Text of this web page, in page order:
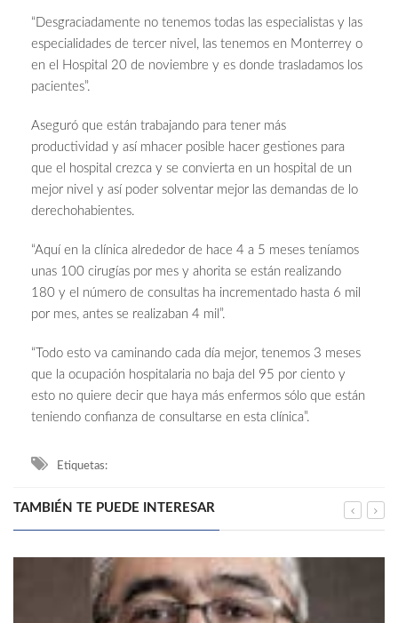
“Desgraciadamente no tenemos todas las especialistas y las
especialidades de tercer nivel, las tenemos en Monterrey o
en el Hospital 20 de noviembre y es donde trasladamos los
pacientes”.
Aseguró que están trabajando para tener más
productividad y así mhacer posible hacer gestiones para
que el hospital crezca y se convierta en un hospital de un
mejor nivel y así poder solventar mejor las demandas de lo
derechohabientes.
“Aquí en la clínica alrededor de hace 4 a 5 meses teníamos
unas 100 cirugías por mes y ahorita se están realizando
180 y el número de consultas ha incrementado hasta 6 mil
por mes, antes se realizaban 4 mil”.
“Todo esto va caminando cada día mejor, tenemos 3 meses
que la ocupación hospitalaria no baja del 95 por ciento y
esto no quiere decir que haya más enfermos sólo que están
teniendo confianza de consultarse en esta clínica”.
Etiquetas:
TAMBIÉN TE PUEDE INTERESAR